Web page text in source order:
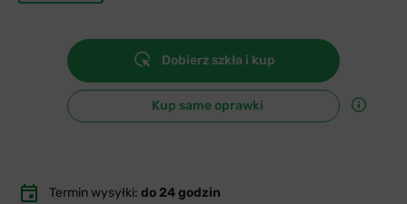
Dobierz szkła i kup
Kup same oprawki
Termin wysyłki: do 24 godzin